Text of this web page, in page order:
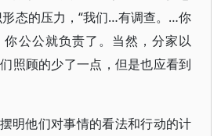
态的压力，“我们…有调查。…你
公公就负责了。当然，分家以
照顾的少了一点，但是也应看到
明他们对事情的看法和行动的计